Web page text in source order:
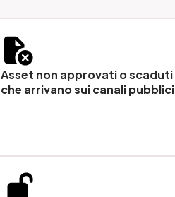
Ricerca avanzata
Tag, metadati, tipologia e keyword
per trovare qualsiasi asset in pochi
Asset non approvati o scaduti
che arrivano sui canali pubblici